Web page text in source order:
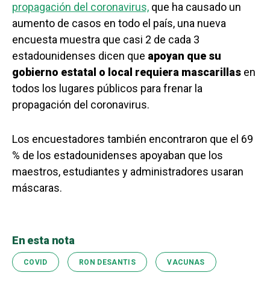
propagación del coronavirus, que ha causado un
aumento de casos en todo el país, una nueva
encuesta muestra que casi 2 de cada 3
estadounidenses dicen que apoyan que su
gobierno estatal o local requiera mascarillas en
todos los lugares públicos para frenar la
propagación del coronavirus.
Los encuestadores también encontraron que el 69
% de los estadounidenses apoyaban que los
maestros, estudiantes y administradores usaran
máscaras.
En esta nota
COVID RON DESANTIS VACUNAS